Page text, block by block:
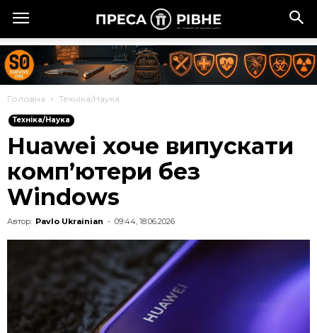
Головна Техніка/Наука
Техніка/Наука
Huawei хоче випускати
комп’ютери без
Windows
Автор: Pavlo Ukrainian - 09:44, 18.06.2026